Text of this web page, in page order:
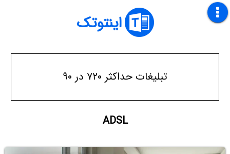
اینتوتک
تبلیغات حداکثر ۷۲۰ در ۹۰
ADSL